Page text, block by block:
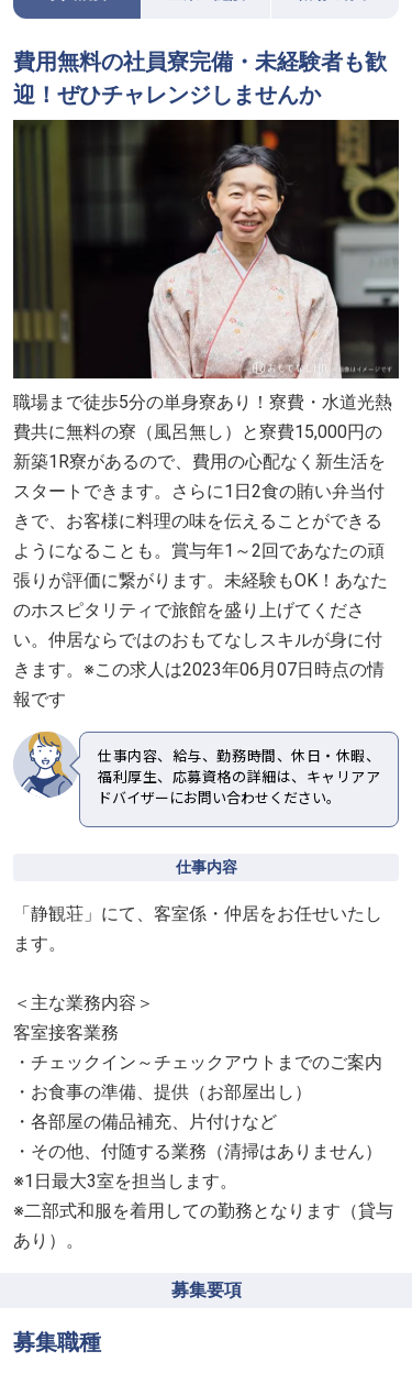
費用無料の社員寮完備・未経験者も歓
迎！ぜひチャレンジしませんか
職場まで徒歩5分の単身寮あり！寮費・水道光熱
費共に無料の寮（風呂無し）と寮費15,000円の
新築1R寮があるので、費用の心配なく新生活を
スタートできます。さらに1日2食の賄い弁当付
きで、お客様に料理の味を伝えることができる
ようになることも。賞与年1～2回であなたの頑
張りが評価に繋がります。未経験もOK！あなた
のホスピタリティで旅館を盛り上げてくださ
い。仲居ならではのおもてなしスキルが身に付
きます。※この求人は2023年06月07日時点の情
報です
仕事内容、給与、勤務時間、休日・休暇、
福利厚生、応募資格の詳細は、キャリアア
ドバイザーにお問い合わせください。
仕事内容
「静観荘」にて、客室係・仲居をお任せいたし
ます。
＜主な業務内容＞
客室接客業務
・チェックイン～チェックアウトまでのご案内
・お食事の準備、提供（お部屋出し）
・各部屋の備品補充、片付けなど
・その他、付随する業務（清掃はありません）
※1日最大3室を担当します。
※二部式和服を着用しての勤務となります（貸与
あり）。
募集要項
募集職種